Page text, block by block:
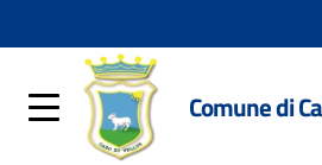
Comune di